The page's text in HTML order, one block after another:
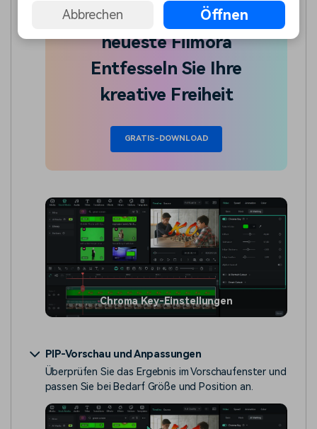
Upgraden Sie auf das
neueste Filmora
Entfesseln Sie Ihre
kreative Freiheit
GRATIS-DOWNLOAD
Chroma Key-Einstellungen
PIP-Vorschau und Anpassungen
Überprüfen Sie das Ergebnis im Vorschaufenster und
passen Sie bei Bedarf Größe und Position an.
Abbrechen Öffnen